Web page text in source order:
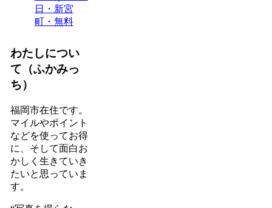
日・新宮
町・無料
わたしについ
て（ふかみっ
ち）
福岡市在住です。
マイルやポイント
などを使ってお得
に、そして面白お
かしく生きていき
たいと思っていま
す。